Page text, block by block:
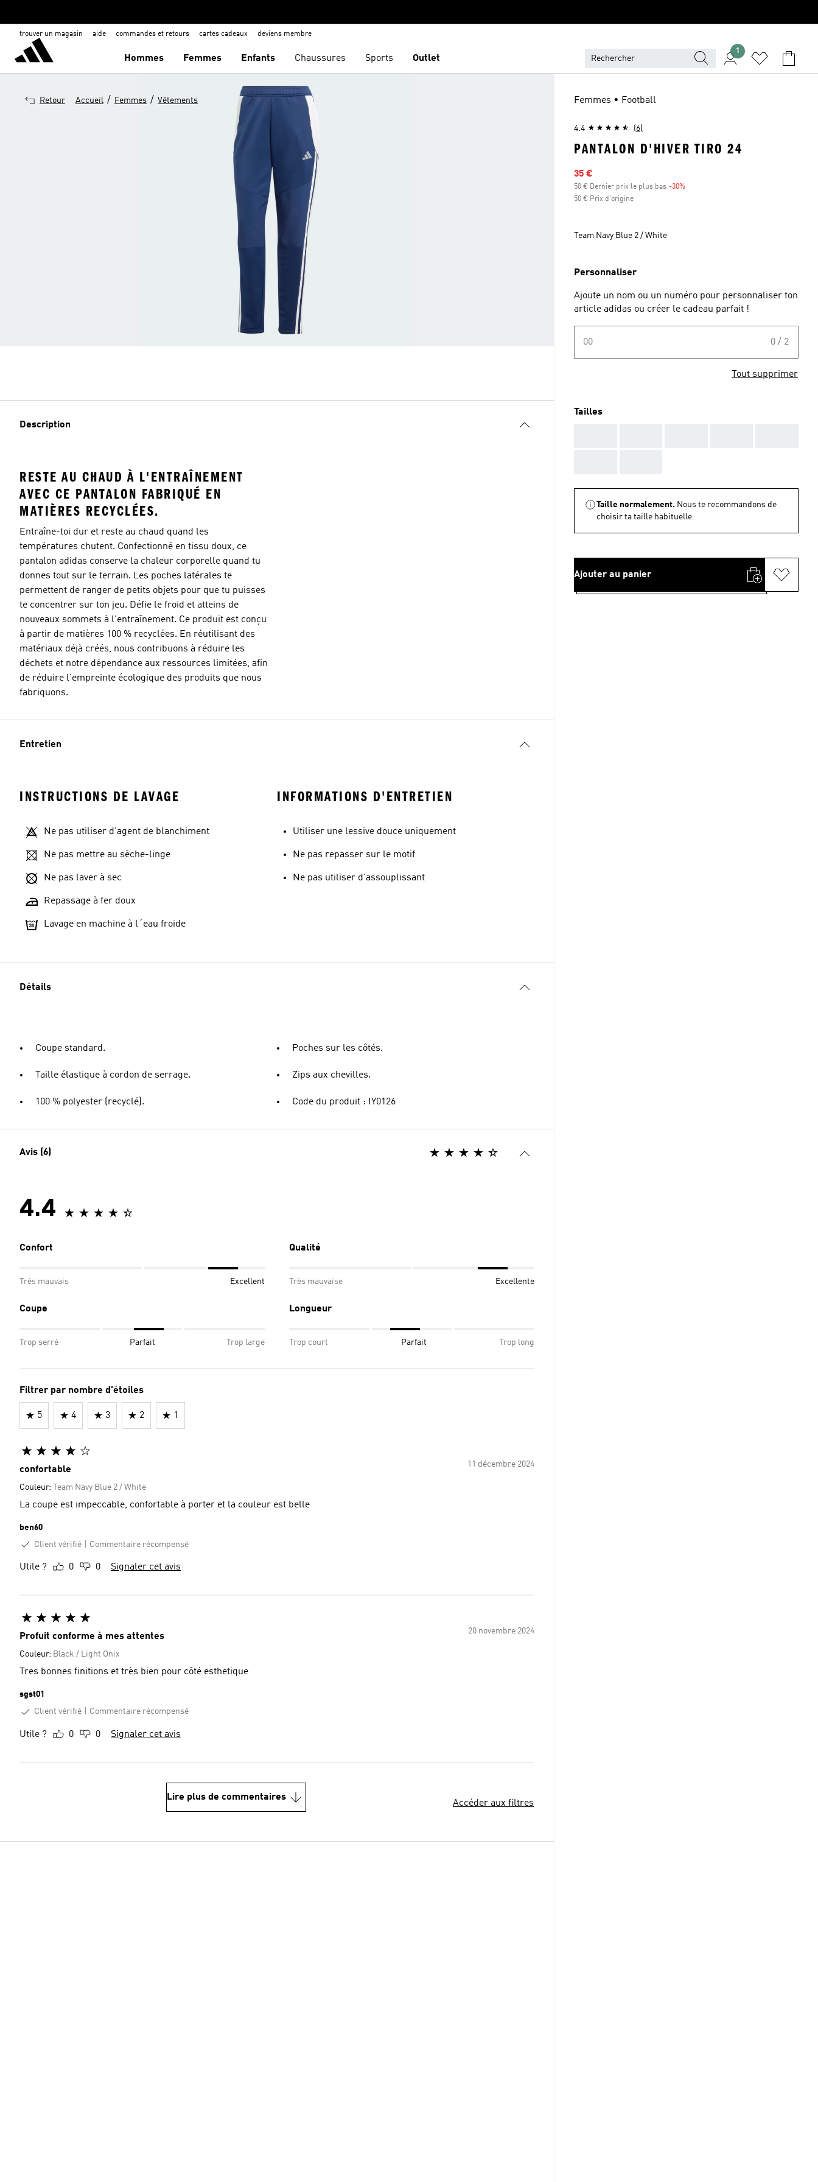
trouver un magasin aide commandes et retours cartes cadeaux deviens membre
Hommes Femmes Enfants Chaussures Sports Outlet
1
Retour Accueil / Femmes / Vêtements
Description
RESTE AU CHAUD À L'ENTRAÎNEMENT
AVEC CE PANTALON FABRIQUÉ EN
MATIÈRES RECYCLÉES.
Entraîne-toi dur et reste au chaud quand les
températures chutent. Confectionné en tissu doux, ce
pantalon adidas conserve la chaleur corporelle quand tu
donnes tout sur le terrain. Les poches latérales te
permettent de ranger de petits objets pour que tu puisses
te concentrer sur ton jeu. Défie le froid et atteins de
nouveaux sommets à l'entraînement. Ce produit est conçu
à partir de matières 100 % recyclées. En réutilisant des
matériaux déjà créés, nous contribuons à réduire les
déchets et notre dépendance aux ressources limitées, afin
de réduire l'empreinte écologique des produits que nous
fabriquons.
Entretien
INSTRUCTIONS DE LAVAGE
Ne pas utiliser d'agent de blanchiment
Ne pas mettre au sèche-linge
Ne pas laver à sec
Repassage à fer doux
Lavage en machine à l´eau froide
INFORMATIONS D'ENTRETIEN
Utiliser une lessive douce uniquement
Ne pas repasser sur le motif
Ne pas utiliser d'assouplissant
Détails
Coupe standard.
Taille élastique à cordon de serrage.
100 % polyester (recyclé).
Poches sur les côtés.
Zips aux chevilles.
Code du produit : IY0126
Avis (6)
4.4
Confort
Très mauvais Excellent
Qualité
Très mauvaise Excellente
Coupe
Trop serré Parfait Trop large
Longueur
Trop court Parfait Trop long
Filtrer par nombre d'étoiles
5 4 3 2 1
11 décembre 2024
confortable
Couleur: Team Navy Blue 2 / White
La coupe est impeccable, confortable à porter et la couleur est belle
ben60
Client vérifié
Commentaire récompensé
Utile ? 0 0 Signaler cet avis
20 novembre 2024
Profuit conforme à mes attentes
Couleur: Black / Light Onix
Tres bonnes finitions et très bien pour côté esthetique
sgst01
Client vérifié
Commentaire récompensé
Utile ? 0 0 Signaler cet avis
Lire plus de commentaires
Accéder aux filtres
Femmes • Football
4.4 (6)
PANTALON D'HIVER TIRO 24
Prix en promo
35 €
50 € Dernier prix le plus bas -30%
50 € Prix d'origine
Team Navy Blue 2 / White
Personnaliser
Ajoute un nom ou un numéro pour personnaliser ton
article adidas ou créer le cadeau parfait !
00 0 / 2
Tout supprimer
Tailles
Taille normalement. Nous te recommandons de
choisir ta taille habituelle.
Ajouter au panier